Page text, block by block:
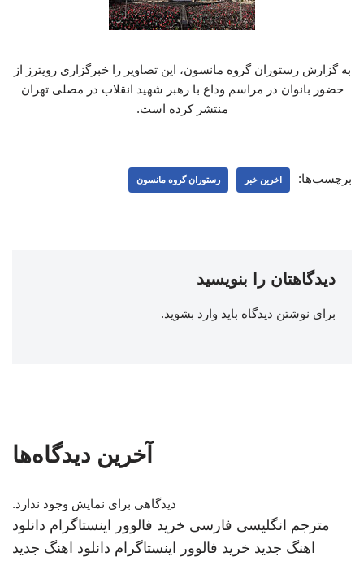
به گزارش رستوران گروه مانسون، این تصاویر را خبرگزاری رویترز از
حضور بانوان در مراسم وداع با رهبر شهید انقلاب در مصلی تهران
منتشر کرده است.
برچسب‌ها: اخرین خبر رستوران گروه مانسون
دیدگاهتان را بنویسید
برای نوشتن دیدگاه باید وارد بشوید.
آخرین دیدگاه‌ها
دیدگاهی برای نمایش وجود ندارد.
مترجم انگلیسی فارسی خرید فالوور اینستاگرام دانلود
اهنگ جدید خرید فالوور اینستاگرام دانلود اهنگ جدید